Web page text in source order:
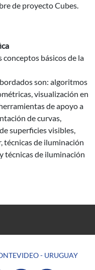
de proyecto Cubes.
básicos de la
son: algoritmos
visualización en
de apoyo a
de curvas,
superficies visibles,
técnicas de iluminación
técnicas de iluminación
- URUGUAY